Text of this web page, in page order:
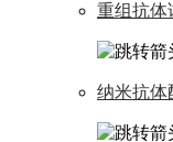
重组抗体
纳米抗体